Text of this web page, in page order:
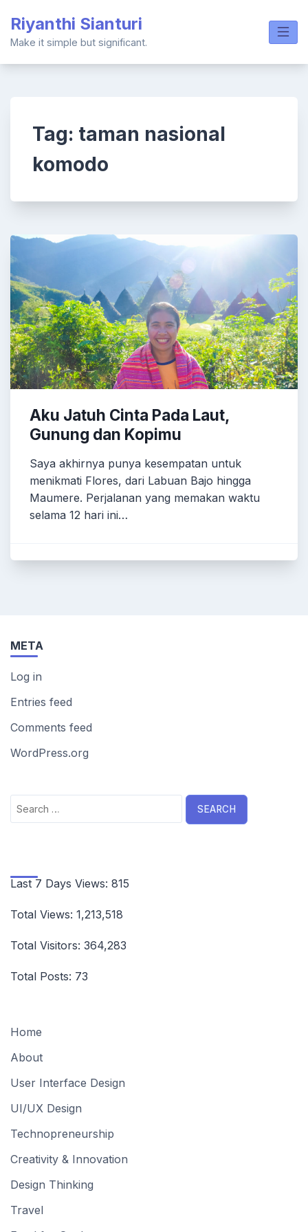
content
Riyanthi Sianturi
Make it simple but significant.
Tag: taman nasional
komodo
Aku Jatuh Cinta Pada Laut,
Gunung dan Kopimu
Saya akhirnya punya kesempatan untuk
menikmati Flores, dari Labuan Bajo hingga
Maumere. Perjalanan yang memakan waktu
selama 12 hari ini…
META
Log in
Entries feed
Comments feed
WordPress.org
Search
for:
Last 7 Days Views: 815
Total Views: 1,213,518
Total Visitors: 364,283
Total Posts: 73
Home
About
User Interface Design
UI/UX Design
Technopreneurship
Creativity & Innovation
Design Thinking
Travel